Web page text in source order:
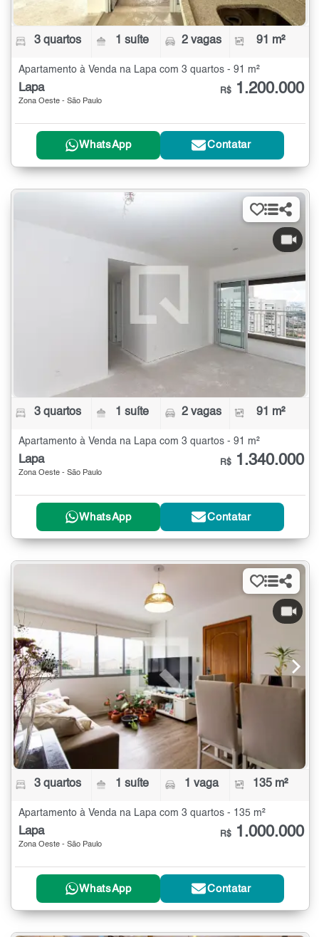
3 quartos 1 suíte 2 vagas 91 m²
Apartamento à Venda na Lapa com 3 quartos - 91 m²
Lapa
Zona Oeste - São Paulo
R$ 1.200.000
WhatsApp Contatar
3 quartos 1 suíte 2 vagas 91 m²
Apartamento à Venda na Lapa com 3 quartos - 91 m²
Lapa
Zona Oeste - São Paulo
R$ 1.340.000
WhatsApp Contatar
3 quartos 1 suíte 1 vaga 135 m²
Apartamento à Venda na Lapa com 3 quartos - 135 m²
Lapa
Zona Oeste - São Paulo
R$ 1.000.000
WhatsApp Contatar